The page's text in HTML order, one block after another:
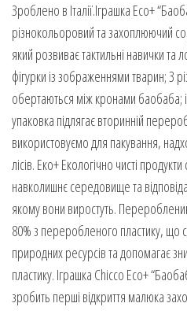
Зроблено в Італії.Іграшка Eco+
різнокольоровий та захоплюючий
який розвиває тактильні навички та
фігурки із зображеннями тварин; 3
обертаються між кронами баобаба;
упаковка підлягає вторинній
використовуємо для пакування,
лісів. Еко+ Екологічно чисті
навколишнє середовище та
якому вони виростуть.
80% з переробленого пластику, що
природних ресурсів та допомагає
пластику. Іграшка Chicco Eco+
зробить перші відкриття малюка